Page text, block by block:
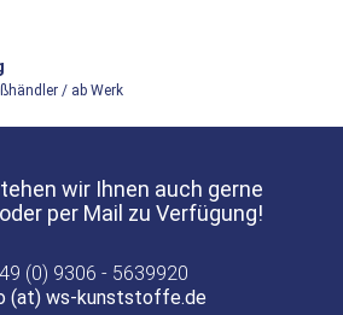
/ ab Werk
wir Ihnen auch gerne
per Mail zu Verfügung!
(0) 9306 - 5639920
(at) ws-kunststoffe.de